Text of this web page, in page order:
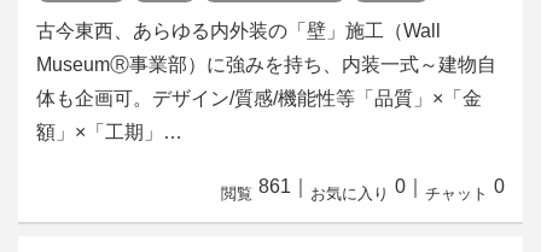
古今東西、あらゆる内外装の「壁」施工（Wall
MuseumⓇ事業部）に強みを持ち、内装一式～建物自
体も企画可。デザイン/質感/機能性等「品質」×「金
額」×「工期」…
閲覧 861 お気に入り 0 チャット 0